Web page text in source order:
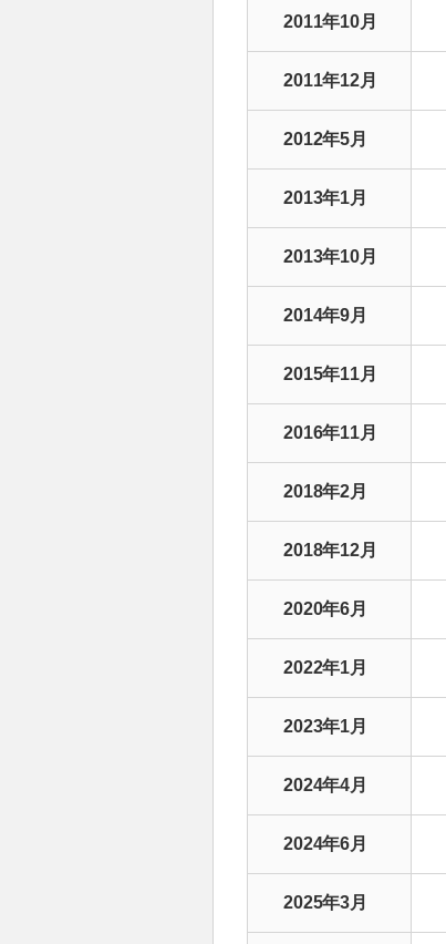
2011年10月
2011年12月
2012年5月
2013年1月
2013年10月
2014年9月
2015年11月
2016年11月
2018年2月
2018年12月
2020年6月
2022年1月
2023年1月
2024年4月
2024年6月
2025年3月